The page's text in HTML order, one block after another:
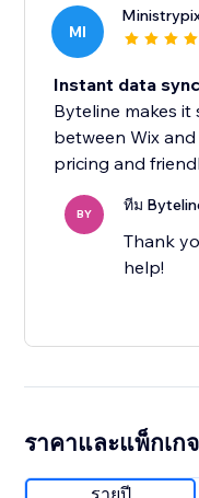
MI
Instant data
Byteline makes
between Wix
pricing and
BY ทีม
Thank
help!
ราคาและแพ็กเกจ